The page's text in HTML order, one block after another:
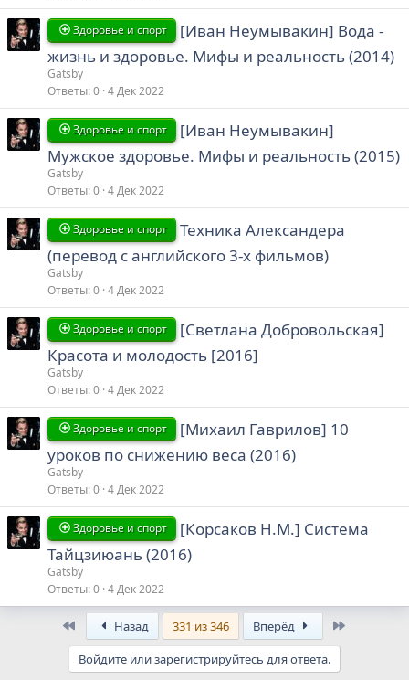
Здоровье и спорт
[Иван Неумывакин] Вода -
жизнь и здоровье. Мифы и реальность (2014)
Gatsby
Ответы 0 4 Дек 2022
Здоровье и спорт
[Иван Неумывакин]
Мужское здоровье. Мифы и реальность (2015)
Gatsby
Ответы 0 4 Дек 2022
Здоровье и спорт
Техника Александера
(перевод с английского 3-х фильмов)
Gatsby
Ответы 0 4 Дек 2022
Здоровье и спорт
[Светлана Добровольская]
Красота и молодость [2016]
Gatsby
Ответы 0 4 Дек 2022
Здоровье и спорт
[Михаил Гаврилов] 10
уроков по снижению веса (2016)
Gatsby
Ответы 0 4 Дек 2022
Здоровье и спорт
[Корсаков Н.М.] Система
Тайцзиюань (2016)
Gatsby
Ответы 0 4 Дек 2022
Назад 331 из 346 Вперёд
Войдите или зарегистрируйтесь для ответа.